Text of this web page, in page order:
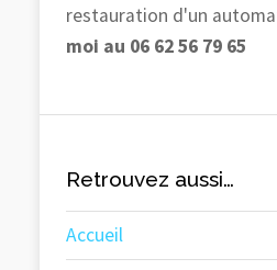
restauration d'un
moi au 06 62 56 79 65
Retrouvez aussi…
Accueil